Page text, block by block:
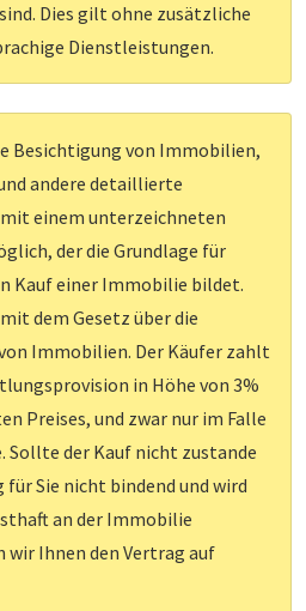
Dies gilt ohne zusätzliche
Dienstleistungen.
Besichtigung von Immobilien,
andere detaillierte
einem unterzeichneten
der die Grundlage für
Kauf einer Immobilie bildet.
dem Gesetz über die
Immobilien. Der Käufer zahlt
in Höhe von 3%
Preises, und zwar nur im Falle
Sollte der Kauf nicht zustande
Sie nicht bindend und wird
an der Immobilie
wir Ihnen den Vertrag auf